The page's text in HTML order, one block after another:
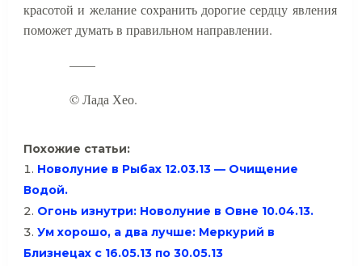
красотой и желание сохранить дорогие сердцу явления
поможет думать в правильном направлении.
——
© Лада Хео.
Похожие статьи:
Новолуние в Рыбах 12.03.13 — Очищение
Водой.
Огонь изнутри: Новолуние в Овне 10.04.13.
Ум хорошо, а два лучше: Меркурий в
Близнецах с 16.05.13 по 30.05.13